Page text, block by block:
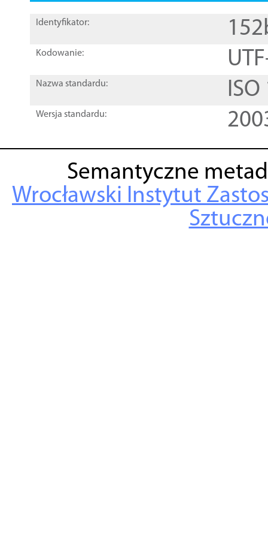
Identyfikator:
Kodowanie:
Nazwa standardu:
Wersja standardu:
Semantyczne
Wrocławski Instytut